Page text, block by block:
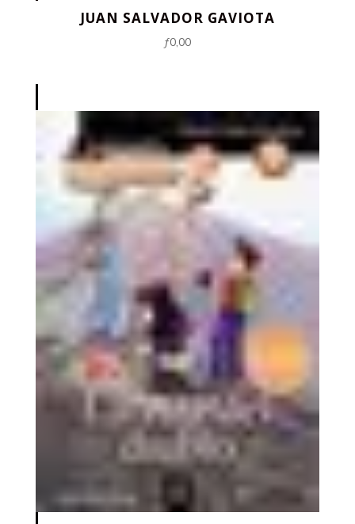
JUAN SALVADOR GAVIOTA
ƒ0,00